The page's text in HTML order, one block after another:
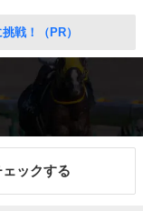
戦！（PR）
ックする